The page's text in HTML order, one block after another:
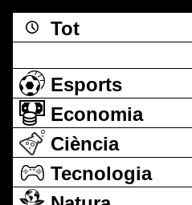
Tot
Esports
Economia
Ciència
Tecnologia